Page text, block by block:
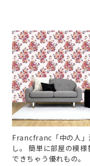
Francfranc「中の人」
し。 簡単に部屋の模様
できちゃう優れもの。